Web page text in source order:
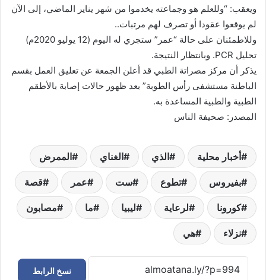
ويعقب: “وللعلم هو وجماعته يخدموا من شهر يناير الماضي، إلى الآن
لم يوقعوا عقودا أو تصرف لهم مرتبات..
وللاطمئنان على حالة “عمر” ستجري له اليوم (12 يوليو 2020م)
تحليل PCR. وبانتظار النتيجة.
يذكر أن مركز مصراتة الطبي قد أعلن الجمعة عن تعليق العمل بقسم
الباطنة مستشفى رأس الطوبة” بعد ظهور حالات إصابة بالأطقم
الطبية والطبية المساعدة به.
المصدر: صحيفة الناس
أخبار محلية الذي الغناي الممرض
بفيروس تطوع ست عمر قصة
كورونا لرعاية ليبيا ما مصابون
نزلاء هي
نسخ الرابط